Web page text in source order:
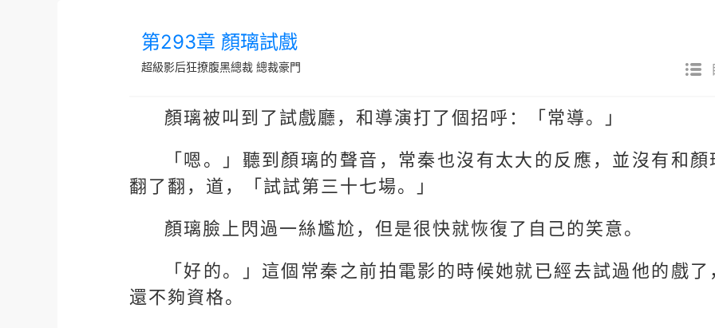
第293章 顏璃試戲
超級影后狂撩腹黑總裁 總裁豪門
顏璃被叫到了試戲廳，和導演打了個招呼：「常導。」
「嗯。」聽到顏璃的聲音，常秦也沒有太大的反應，並沒有和
翻了翻，道，「試試第三十七場。」
顏璃臉上閃過一絲尷尬，但是很快就恢復了自己的笑意。
「好的。」這個常秦之前拍電影的時候她就已經去試過他的戲
還不夠資格。